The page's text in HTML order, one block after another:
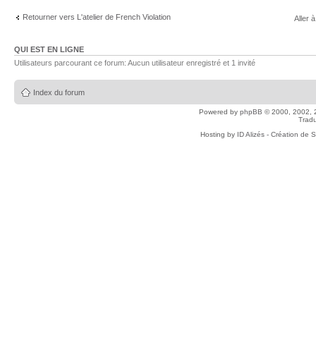
Retourner vers L'atelier de French Violation Aller
QUI EST EN LIGNE
Utilisateurs parcourant ce forum: Aucun utilisateur enregistré et 1 invité
Index du forum
Powered by phpBB © 2000, 2002,
Hosting by ID Alizés - Création de